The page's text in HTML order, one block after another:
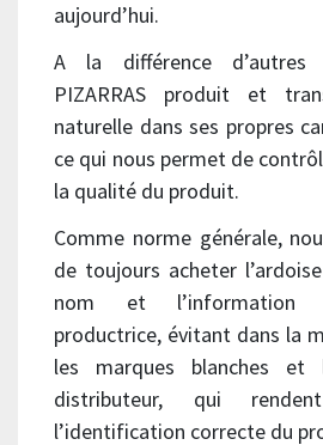
aujourd’hui.
A la différence d’autres
PIZARRAS produit et
naturelle dans ses propres
ce qui nous permet de
la qualité du produit.
Comme norme générale,
de toujours acheter
nom et l’information
productrice, évitant dans la
les marques blanches et
distributeur, qui
l’identification correcte du